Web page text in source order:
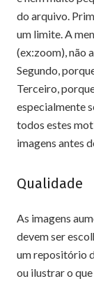
do arquivo.
um limite. A
(ex:zoom), não
Segundo,
Terceiro,
especialmente
todos estes
imagens antes
Qualidade
As imagens
devem ser
um repositório
ou ilustrar o